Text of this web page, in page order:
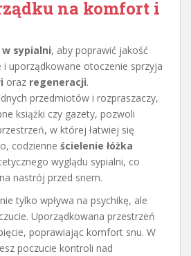
na komfort i
sypialni, aby poprawić jakość
i uporządkowane otoczenie sprzyja
oraz regeneracji.
przedmiotów i rozpraszaczy,
książki czy gazety, pozwoli
w której łatwiej się
codzienne ścielenie łóżka
wyglądu sypialni, co
nastrój przed snem.
tylko wpływa na psychikę, ale
Uporządkowana przestrzeń
poprawiając komfort snu. W
poczucie kontroli nad